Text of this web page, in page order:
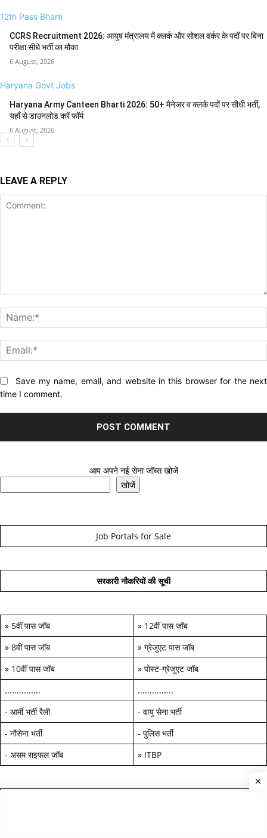
12th Pass Bharti
CCRS Recruitment 2026: आयुष मंत्रालय में क्लर्क और सोशल वर्कर के पदों पर बिना
परीक्षा सीधे भर्ती का मौका
6 August, 2026
Haryana Govt Jobs
Haryana Army Canteen Bharti 2026: 50+ मैनेजर व क्लर्क पदों पर सीधी भर्ती,
यहाँ से डाउनलोड करें फॉर्म
6 August, 2026
LEAVE A REPLY
Website:Save my name, email, and website in this browser for the next
time I comment.
आप अपने नई सेना जॉब्स खोजें
खोजें
Job Portals for Sale
सरकारी नौकरियों की सूची
» 5वीं पास जॉब » 12वीं पास जॉब
» 8वीं पास जॉब » ग्रेजुएट पास जॉब
» 10वीं पास जॉब » पोस्ट-ग्रेजुएट जॉब
...............
...............
- आर्मी भर्ती रैली - वायु सेना भर्ती
- नौसेना भर्ती - पुलिस भर्ती
- असम राइफल जॉब » ITBP